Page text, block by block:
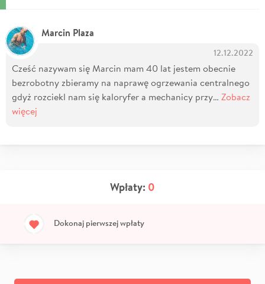
Marcin Plaza
12.12.2022
Cześć nazywam się Marcin mam 40 lat jestem obecnie
bezrobotny zbieramy na naprawę ogrzewania centralnego
gdyż rozciekl nam się kaloryfer a mechanicy przy… Zobacz
więcej
Wpłaty: 0
Dokonaj pierwszej wpłaty